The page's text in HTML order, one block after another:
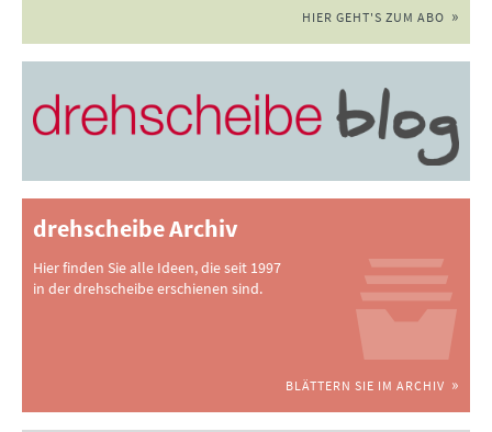
HIER GEHT'S ZUM ABO
drehscheibe Archiv
Hier finden Sie alle Ideen, die seit 1997
in der drehscheibe erschienen sind.
BLÄTTERN SIE IM ARCHIV